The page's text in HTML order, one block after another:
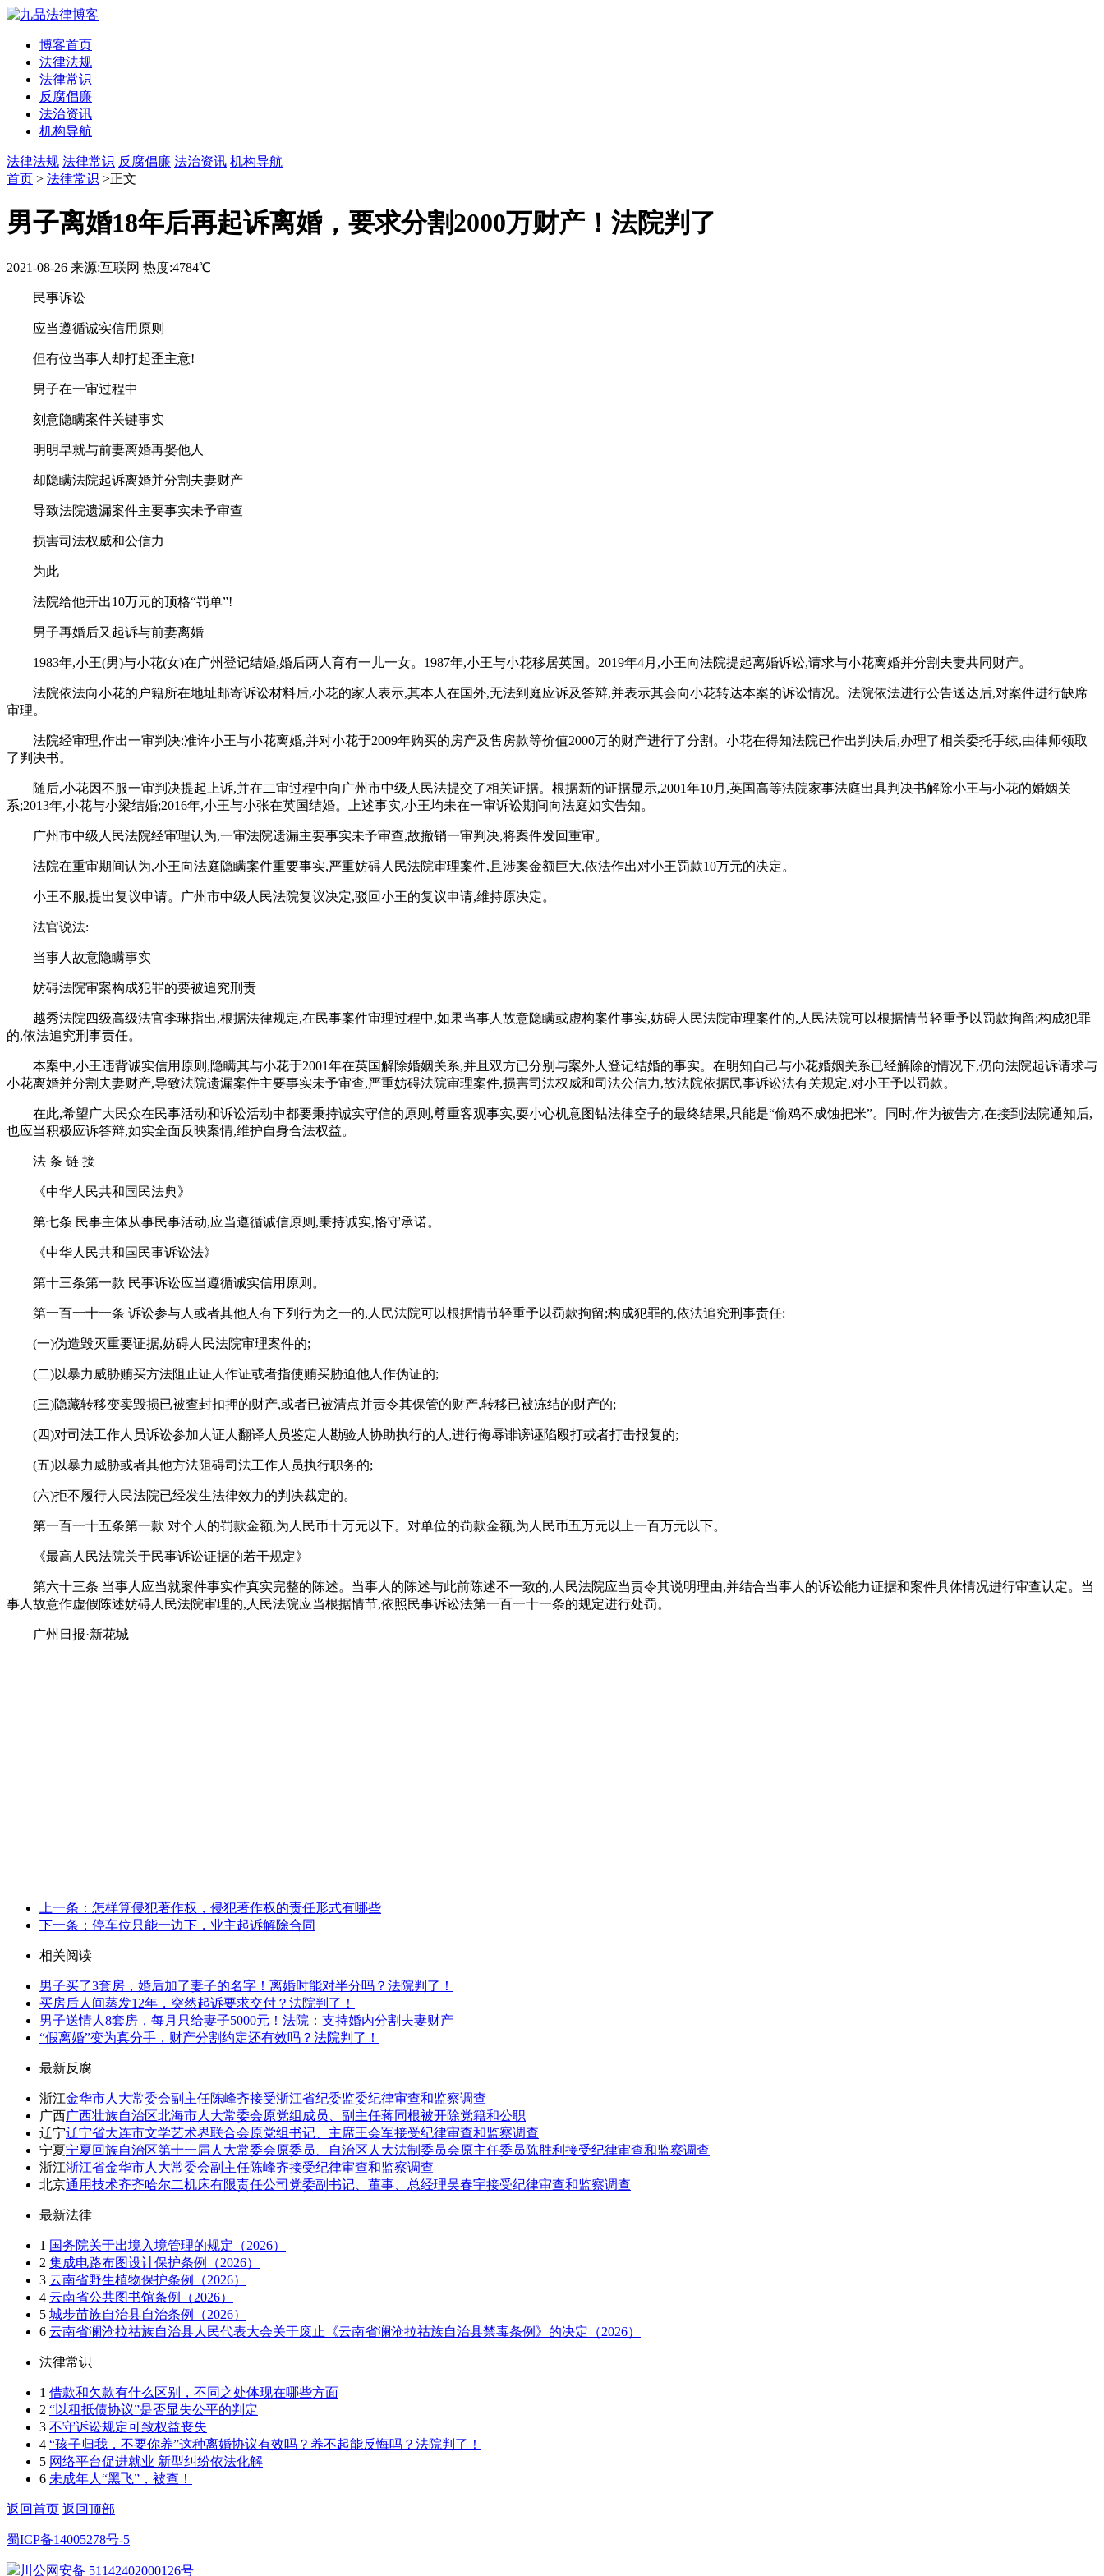
博客首页
法律法规
法律常识
反腐倡廉
法治资讯
机构导航
法律法规 法律常识 反腐倡廉 法治资讯 机构导航
首页 > 法律常识 >正文
男子离婚18年后再起诉离婚，要求分割2000万财产！法院判了
2021-08-26 来源:互联网 热度:4784℃
民事诉讼
应当遵循诚实信用原则
但有位当事人却打起歪主意!
男子在一审过程中
刻意隐瞒案件关键事实
明明早就与前妻离婚再娶他人
却隐瞒法院起诉离婚并分割夫妻财产
导致法院遗漏案件主要事实未予审查
损害司法权威和公信力
为此
法院给他开出10万元的顶格“罚单”!
男子再婚后又起诉与前妻离婚
1983年,小王(男)与小花(女)在广州登记结婚,婚后两人育有一儿一女。1987年,小王与小花移居英国。2019年4月,小王向法院提起离婚诉讼,请求与小花离婚并分割夫妻共同财产。
法院依法向小花的户籍所在地址邮寄诉讼材料后,小花的家人表示,其本人在国外,无法到庭应诉及答辩,并表示其会向小花转达本案的诉讼情况。法院依法进行公告送达后,对案件进行缺席
审理。
法院经审理,作出一审判决:准许小王与小花离婚,并对小花于2009年购买的房产及售房款等价值2000万的财产进行了分割。小花在得知法院已作出判决后,办理了相关委托手续,由律师领取
了判决书。
随后,小花因不服一审判决提起上诉,并在二审过程中向广州市中级人民法提交了相关证据。根据新的证据显示,2001年10月,英国高等法院家事法庭出具判决书解除小王与小花的婚姻关
系;2013年,小花与小梁结婚;2016年,小王与小张在英国结婚。上述事实,小王均未在一审诉讼期间向法庭如实告知。
广州市中级人民法院经审理认为,一审法院遗漏主要事实未予审查,故撤销一审判决,将案件发回重审。
法院在重审期间认为,小王向法庭隐瞒案件重要事实,严重妨碍人民法院审理案件,且涉案金额巨大,依法作出对小王罚款10万元的决定。
小王不服,提出复议申请。广州市中级人民法院复议决定,驳回小王的复议申请,维持原决定。
法官说法:
当事人故意隐瞒事实
妨碍法院审案构成犯罪的要被追究刑责
越秀法院四级高级法官李琳指出,根据法律规定,在民事案件审理过程中,如果当事人故意隐瞒或虚构案件事实,妨碍人民法院审理案件的,人民法院可以根据情节轻重予以罚款拘留;构成犯罪
的,依法追究刑事责任。
本案中,小王违背诚实信用原则,隐瞒其与小花于2001年在英国解除婚姻关系,并且双方已分别与案外人登记结婚的事实。在明知自己与小花婚姻关系已经解除的情况下,仍向法院起诉请求与
小花离婚并分割夫妻财产,导致法院遗漏案件主要事实未予审查,严重妨碍法院审理案件,损害司法权威和司法公信力,故法院依据民事诉讼法有关规定,对小王予以罚款。
在此,希望广大民众在民事活动和诉讼活动中都要秉持诚实守信的原则,尊重客观事实,耍小心机意图钻法律空子的最终结果,只能是“偷鸡不成蚀把米”。同时,作为被告方,在接到法院通知后,
也应当积极应诉答辩,如实全面反映案情,维护自身合法权益。
法 条 链 接
《中华人民共和国民法典》
第七条 民事主体从事民事活动,应当遵循诚信原则,秉持诚实,恪守承诺。
《中华人民共和国民事诉讼法》
第十三条第一款 民事诉讼应当遵循诚实信用原则。
第一百一十一条 诉讼参与人或者其他人有下列行为之一的,人民法院可以根据情节轻重予以罚款拘留;构成犯罪的,依法追究刑事责任:
(一)伪造毁灭重要证据,妨碍人民法院审理案件的;
(二)以暴力威胁贿买方法阻止证人作证或者指使贿买胁迫他人作伪证的;
(三)隐藏转移变卖毁损已被查封扣押的财产,或者已被清点并责令其保管的财产,转移已被冻结的财产的;
(四)对司法工作人员诉讼参加人证人翻译人员鉴定人勘验人协助执行的人,进行侮辱诽谤诬陷殴打或者打击报复的;
(五)以暴力威胁或者其他方法阻碍司法工作人员执行职务的;
(六)拒不履行人民法院已经发生法律效力的判决裁定的。
第一百一十五条第一款 对个人的罚款金额,为人民币十万元以下。对单位的罚款金额,为人民币五万元以上一百万元以下。
《最高人民法院关于民事诉讼证据的若干规定》
第六十三条 当事人应当就案件事实作真实完整的陈述。当事人的陈述与此前陈述不一致的,人民法院应当责令其说明理由,并结合当事人的诉讼能力证据和案件具体情况进行审查认定。当
事人故意作虚假陈述妨碍人民法院审理的,人民法院应当根据情节,依照民事诉讼法第一百一十一条的规定进行处罚。
广州日报·新花城
上一条：怎样算侵犯著作权，侵犯著作权的责任形式有哪些
下一条：停车位只能一边下，业主起诉解除合同
相关阅读
男子买了3套房，婚后加了妻子的名字！离婚时能对半分吗？法院判了！
买房后人间蒸发12年，突然起诉要求交付？法院判了！
男子送情人8套房，每月只给妻子5000元！法院：支持婚内分割夫妻财产
“假离婚”变为真分手，财产分割约定还有效吗？法院判了！
最新反腐
浙江金华市人大常委会副主任陈峰齐接受浙江省纪委监委纪律审查和监察调查
广西广西壮族自治区北海市人大常委会原党组成员、副主任蒋同根被开除党籍和公职
辽宁辽宁省大连市文学艺术界联合会原党组书记、主席王会军接受纪律审查和监察调查
宁夏宁夏回族自治区第十一届人大常委会原委员、自治区人大法制委员会原主任委员陈胜利接受纪律审查和监察调查
浙江浙江省金华市人大常委会副主任陈峰齐接受纪律审查和监察调查
北京通用技术齐齐哈尔二机床有限责任公司党委副书记、董事、总经理吴春宇接受纪律审查和监察调查
最新法律
1 国务院关于出境入境管理的规定（2026）
2 集成电路布图设计保护条例（2026）
3 云南省野生植物保护条例（2026）
4 云南省公共图书馆条例（2026）
5 城步苗族自治县自治条例（2026）
6 云南省澜沧拉祜族自治县人民代表大会关于废止《云南省澜沧拉祜族自治县禁毒条例》的决定（2026）
法律常识
1 借款和欠款有什么区别，不同之处体现在哪些方面
2 “以租抵债协议”是否显失公平的判定
3 不守诉讼规定可致权益丧失
4 “孩子归我，不要你养”这种离婚协议有效吗？养不起能反悔吗？法院判了！
5 网络平台促进就业 新型纠纷依法化解
6 未成年人“黑飞”，被查！
返回首页 返回顶部
蜀ICP备14005278号-5
川公网安备 51142402000126号